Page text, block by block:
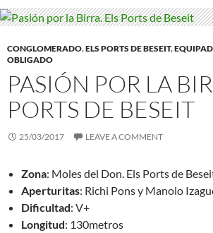
CONGLOMERADO,ELS PORTS DE BESEIT,
OBLIGADO
PASIÓN POR LA
PORTS DE BESEIT
25/03/2017 LEAVE A COMMENT
Zona: Moles del Don. Els Ports de
Aperturitas: Richi Pons y Manolo
Dificultad: V+
Longitud: 130metros